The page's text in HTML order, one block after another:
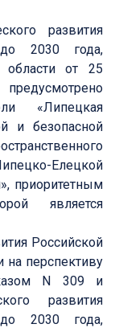
развития
2030 года,
области от 25
«Липецкая
и безопасной
Елецкой
приоритетным
является
Российской
перспективу
N 309 и
развития
2030 года,